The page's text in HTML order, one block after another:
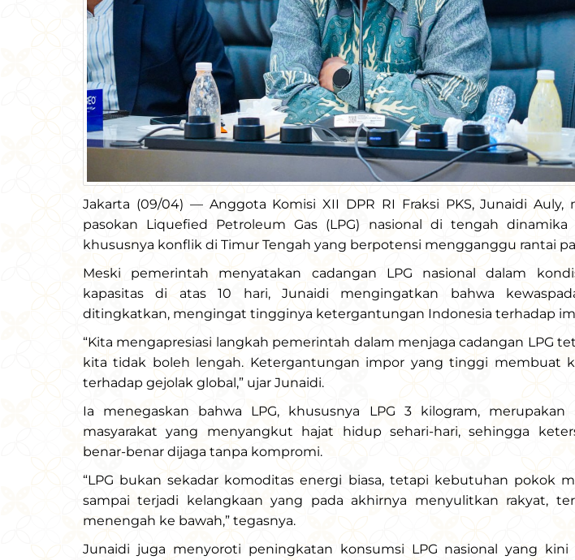
Jakarta (09/04) — Anggota Komisi XII DPR RI Fraksi PKS, Junaidi Auly,
pasokan Liquefied Petroleum Gas (LPG) nasional di tengah dinamika
khususnya konflik di Timur Tengah yang berpotensi mengganggu rantai
Meski pemerintah menyatakan cadangan LPG nasional dalam
kapasitas di atas 10 hari, Junaidi mengingatkan bahwa
ditingkatkan, mengingat tingginya ketergantungan Indonesia terhadap
“Kita mengapresiasi langkah pemerintah dalam menjaga cadangan LPG
kita tidak boleh lengah. Ketergantungan impor yang tinggi membuat
terhadap gejolak global,” ujar Junaidi.
Ia menegaskan bahwa LPG, khususnya LPG 3 kilogram, merupakan
masyarakat yang menyangkut hajat hidup sehari-hari, sehingga
benar-benar dijaga tanpa kompromi.
“LPG bukan sekadar komoditas energi biasa, tetapi kebutuhan pokok
sampai terjadi kelangkaan yang pada akhirnya menyulitkan rakyat,
menengah ke bawah,” tegasnya.
Junaidi juga menyoroti peningkatan konsumsi LPG nasional yang kini